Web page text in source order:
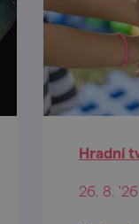
Hradní
26. 8. '26